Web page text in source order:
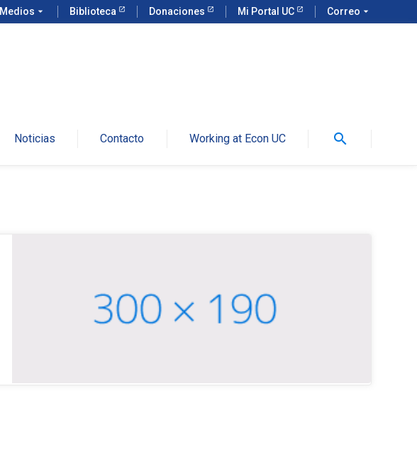
Medios arrow_drop_down Biblioteca Donaciones Mi Portal UC Correo arrow_drop_down
Noticias Contacto Working at Econ UC search